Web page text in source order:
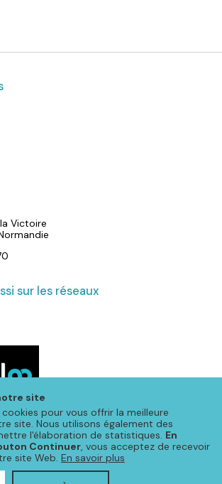
site
pour vous offrir la meilleure
site. Nous utilisons également des
l'élaboration de statistiques. En
Continuer, vous acceptez de recevoir
site Web. En savoir plus
Victoire
sur les réseaux